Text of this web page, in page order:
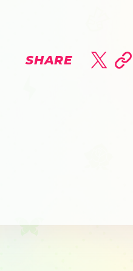
SHARE